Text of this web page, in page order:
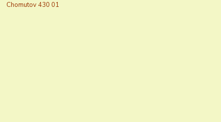
Chomutov 430 01